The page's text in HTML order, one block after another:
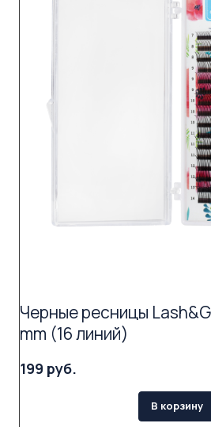
Черные ресницы
mm (16 линий)
199 руб.
В корзину